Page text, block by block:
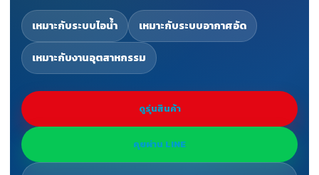
เหมาะกับระบบไอน้ำ เหมาะกับระบบอากาศอัด
เหมาะกับงานอุตสาหกรรม
ดูรุ่นสินค้า
คุยผ่าน LINE